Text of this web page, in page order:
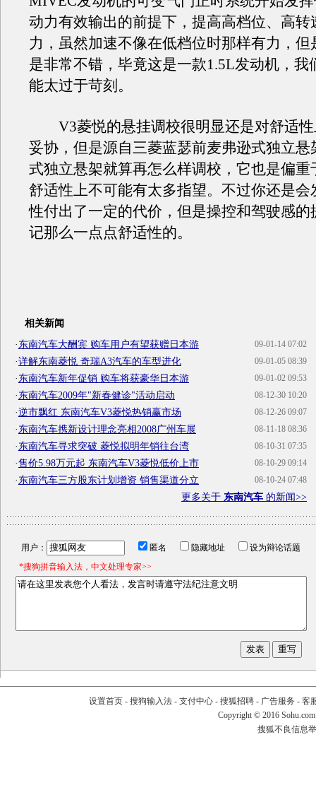
动力有效输出的前提下，提高高档位、高转
力，虽然加速不像在低档位时那样有力，但
是非常不错，毕竟这是一款1.5L发动机，我
能太过于苛刻。
V3菱悦的悬挂调校很明显还是对舒适性
妥协，但是源自三菱蓝瑟前麦弗逊式独立悬
式独立悬架就算再怎么样调校，它也是偏重
舒适性上不可能有太多指望。不过你还是会
性付出了一定的代价，但是操控和驾驶感的
记那么一点点舒适性的。
相关新闻
09-01-14 07:02
·东南汽车大酬宾 购车用户有望获赠日本游
09-01-05 08:39
·详解东南菱悦 奇瑞A3汽车的车型进化
09-01-02 09:53
·东南汽车新年促销 购车将获豪华日本游
08-12-30 10:20
·东南汽车2009年"新春健诊"活动启动
08-12-26 09:07
·逆市飘红 东南汽车V3菱悦热销赢市场
08-11-18 08:36
·东南汽车携新设计理念亮相2008广州车展
08-10-31 07:35
·东南汽车寻求突破 菱悦拟明年销往台湾
08-10-29 09:14
·售价5.98万元起 东南汽车V3菱悦低价上市
08-10-24 07:48
·东南汽车三方股东计划增资 销售渠道分立
更多关于 东南汽车 的新闻>>
用户： 匿名 隐藏地址
设为辩论话题
*搜狗拼音输入法，中文处理专家>>
设置首页- 搜狗输入法- 支付中心- 搜狐招聘- 广告服务 - 客
Copyright © 2016
搜狐不良信息